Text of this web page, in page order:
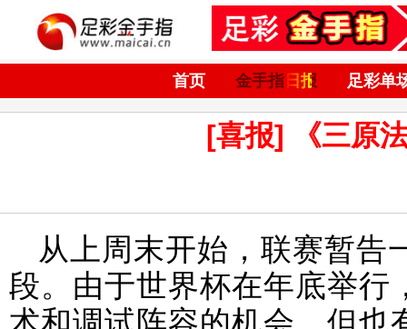
首页 金手指日报 足彩单
[喜报] 《三原
从上周末开始，联赛暂告
段。由于世界杯在年底举行
术和调试阵容的机会，但也